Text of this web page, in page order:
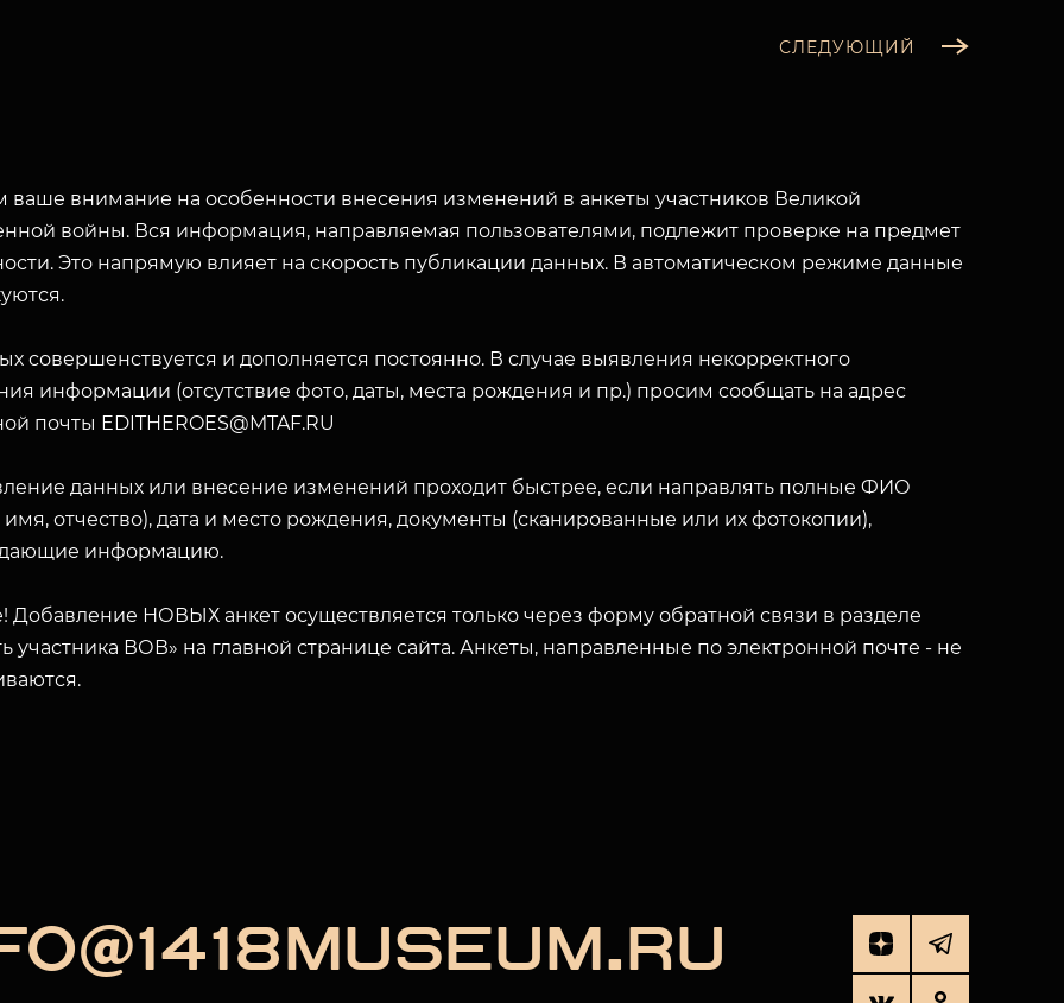
СЛЕДУЮЩИЙ
внимание на особенности внесения изменений в анкеты участников Великой
войны. Вся информация, направляемая пользователями, подлежит проверке на предмет
Это напрямую влияет на скорость публикации данных. В автоматическом режиме данные
совершенствуется и дополняется постоянно. В случае выявления некорректного
информации (отсутствие фото, даты, места рождения и пр.) просим сообщать на адрес
почты EDITHEROES@MTAF.RU
данных или внесение изменений проходит быстрее, если направлять полные ФИО
отчество), дата и место рождения, документы (сканированные или их фотокопии),
информацию.
Добавление НОВЫХ анкет осуществляется только через форму обратной связи в разделе
участника ВОВ» на главной странице сайта. Анкеты, направленные по электронной почте - не